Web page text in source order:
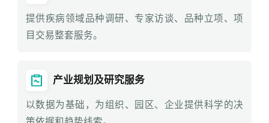
提供疾病领域品种调研、专家访谈、品种立项、项
目交易整套服务。
产业规划及研究服务
以数据为基础，为组织、园区、企业提供科学的决